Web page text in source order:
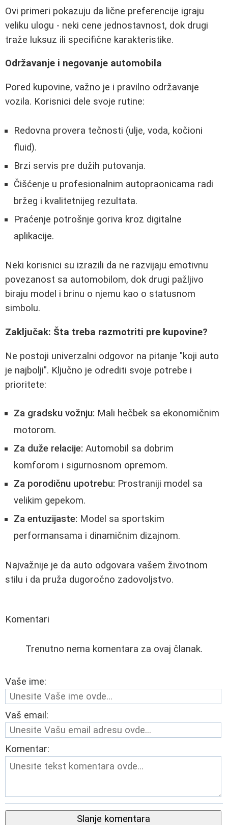
Ovi primeri pokazuju da lične preferencije igraju
veliku ulogu - neki cene jednostavnost, dok drugi
traže luksuz ili specifične karakteristike.
Održavanje i negovanje automobila
Pored kupovine, važno je i pravilno održavanje
vozila. Korisnici dele svoje rutine:
Redovna provera tečnosti (ulje, voda, kočioni
fluid).
Brzi servis pre dužih putovanja.
Čišćenje u profesionalnim autopraonicama radi
bržeg i kvalitetnijeg rezultata.
Praćenje potrošnje goriva kroz digitalne
aplikacije.
Neki korisnici su izrazili da ne razvijaju emotivnu
povezanost sa automobilom, dok drugi pažljivo
biraju model i brinu o njemu kao o statusnom
simbolu.
Zaključak: Šta treba razmotriti pre kupovine?
Ne postoji univerzalni odgovor na pitanje "koji auto
je najbolji". Ključno je odrediti svoje potrebe i
prioritete:
Za gradsku vožnju: Mali hečbek sa ekonomičnim
motorom.
Za duže relacije: Automobil sa dobrim
komforom i sigurnosnom opremom.
Za porodičnu upotrebu: Prostraniji model sa
velikim gepekom.
Za entuzijaste: Model sa sportskim
performansama i dinamičnim dizajnom.
Najvažnije je da auto odgovara vašem životnom
stilu i da pruža dugoročno zadovoljstvo.
Komentari
Trenutno nema komentara za ovaj članak.
Vaše ime:
Vaš email:
Komentar:
Slanje komentara